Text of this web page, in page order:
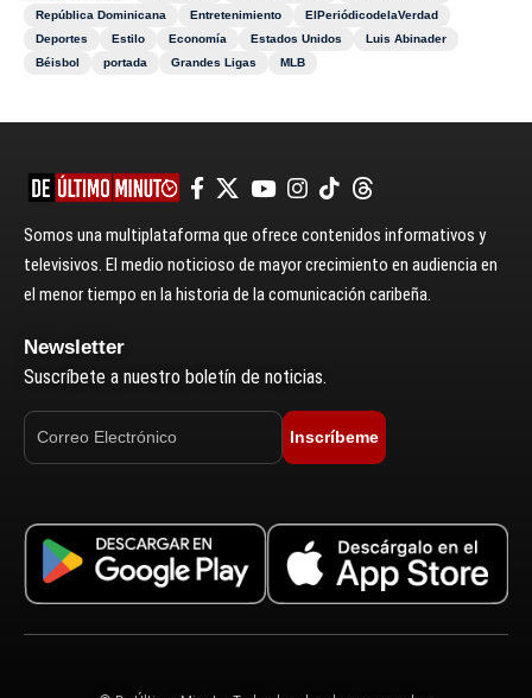
República Dominicana
Entretenimiento
ElPeriódicodelaVerdad
Deportes
Estilo Economía Estados Unidos
Luis Abinader
Béisbol
portada Grandes Ligas MLB
Somos una multiplataforma que ofrece contenidos informativos y
televisivos. El medio noticioso de mayor crecimiento en audiencia en
el menor tiempo en la historia de la comunicación caribeña.
Newsletter
Suscríbete a nuestro boletín de noticias.
Inscríbeme